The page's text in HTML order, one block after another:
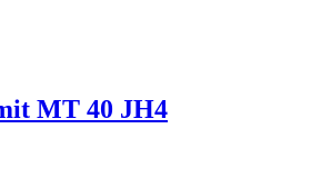
MT 40 JH4